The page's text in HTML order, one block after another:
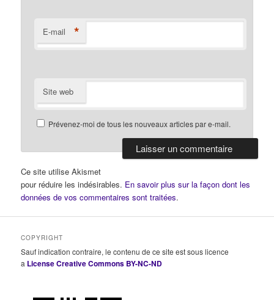
E-mail *
Site web
Prévenez-moi de tous les nouveaux articles par e-mail.
Ce site utilise Akismet
pour réduire les indésirables. En savoir plus sur la façon dont les
données de vos commentaires sont traitées.
COPYRIGHT
Sauf indication contraire, le contenu de ce site est sous licence
a License Creative Commons BY-NC-ND